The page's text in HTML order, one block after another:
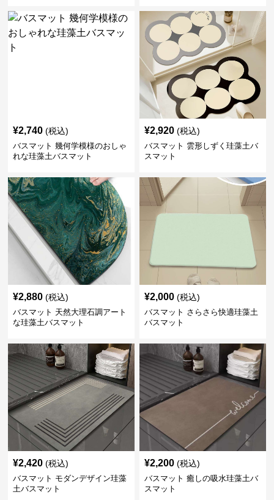
¥2,740 (税込)
バスマット 幾何学模様のおしゃ
れな珪藻土バスマット
¥2,920 (税込)
バスマット 雲形しずく珪藻土バ
スマット
¥2,880 (税込)
バスマット 天然大理石調アート
な珪藻土バスマット
¥2,000 (税込)
バスマット さらさら快適珪藻土
バスマット
¥2,420 (税込)
バスマット モダンデザイン珪藻
土バスマット
¥2,200 (税込)
バスマット 癒しの吸水珪藻土バ
スマット